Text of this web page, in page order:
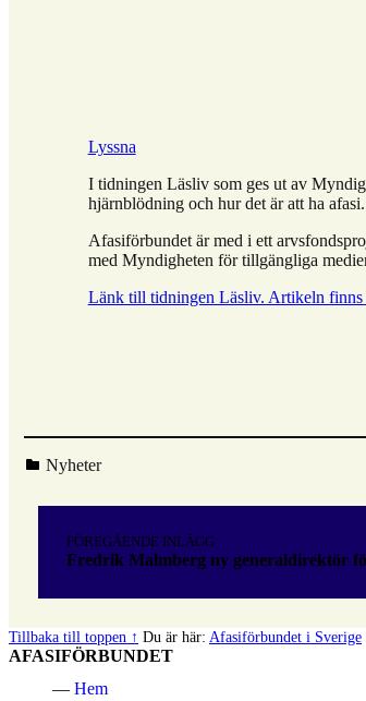
Lyssna
I tidningen Läsliv som ges ut av
hjärnblödning och hur det är att ha afasi.
Afasiförbundet är med i ett
med Myndigheten för tillgängliga
Länk till tidningen Läsliv. Artikeln finns
Kategoriserad i:
Nyheter
tillbaka
huvudnavigeringen
FÖREGÅENDE INLÄGG
Fredrik Malmberg ny generaldirektör
Tillbaka till toppen ↑ Du är här: Afasiförbundet i Sverige
AFASIFÖRBUNDET
Hem